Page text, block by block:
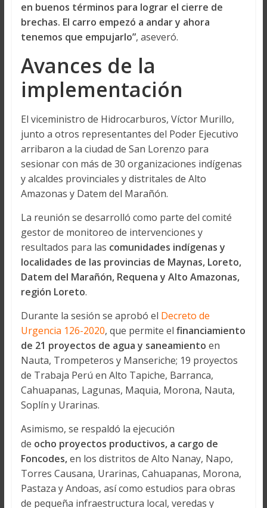
en buenos términos para lograr el cierre de
brechas. El carro empezó a andar y ahora
tenemos que empujarlo”, aseveró.
Avances de la
implementación
El viceministro de Hidrocarburos, Víctor Murillo,
junto a otros representantes del Poder Ejecutivo
arribaron a la ciudad de San Lorenzo para
sesionar con más de 30 organizaciones indígenas
y alcaldes provinciales y distritales de Alto
Amazonas y Datem del Marañón.
La reunión se desarrolló como parte del comité
gestor de monitoreo de intervenciones y
resultados para las comunidades indígenas y
localidades de las provincias de Maynas, Loreto,
Datem del Marañón, Requena y Alto Amazonas,
región Loreto.
Durante la sesión se aprobó el Decreto de
Urgencia 126-2020, que permite el financiamiento
de 21 proyectos de agua y saneamiento en
Nauta, Trompeteros y Manseriche; 19 proyectos
de Trabaja Perú en Alto Tapiche, Barranca,
Cahuapanas, Lagunas, Maquia, Morona, Nauta,
Soplín y Urarinas.
Asimismo, se respaldó la ejecución
de ocho proyectos productivos, a cargo de
Foncodes,en los distritos de Alto Nanay, Napo,
Torres Causana, Urarinas, Cahuapanas, Morona,
Pastaza y Andoas, así como estudios para obras
de pequeña infraestructura local, veredas y